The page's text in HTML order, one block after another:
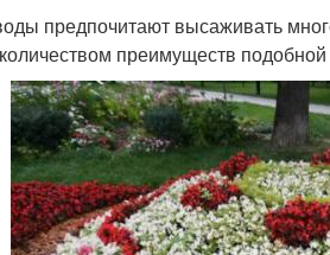
предпочитают высаживать
преимуществ